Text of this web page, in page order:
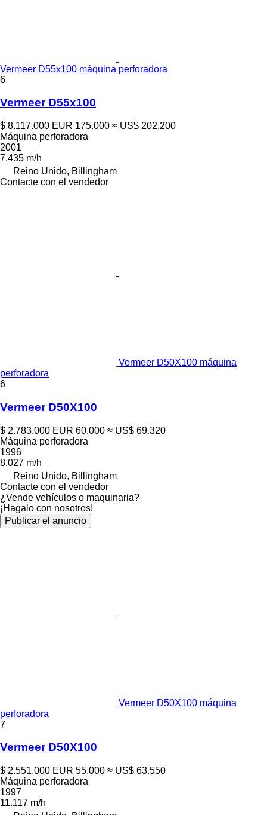
Vermeer D55x100 máquina perforadora
6
Vermeer D55x100
$ 8.117.000 EUR 175.000 ≈ US$ 202.200
Máquina perforadora
2001
7.435 m/h
Reino Unido, Billingham
Contacte con el vendedor
Vermeer D50X100 máquina
perforadora
6
Vermeer D50X100
$ 2.783.000 EUR 60.000 ≈ US$ 69.320
Máquina perforadora
1996
8.027 m/h
Reino Unido, Billingham
Contacte con el vendedor
¿Vende vehículos o maquinaria?
¡Hagalo con nosotros!
Publicar el anuncio
Vermeer D50X100 máquina
perforadora
7
Vermeer D50X100
$ 2.551.000 EUR 55.000 ≈ US$ 63.550
Máquina perforadora
1997
11.117 m/h